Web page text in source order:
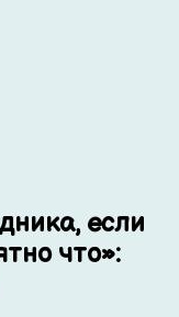
если
что»: